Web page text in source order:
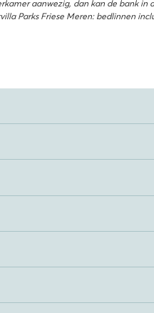
aanwezig, dan kan de bank
Parks Friese Meren: bedlinnen